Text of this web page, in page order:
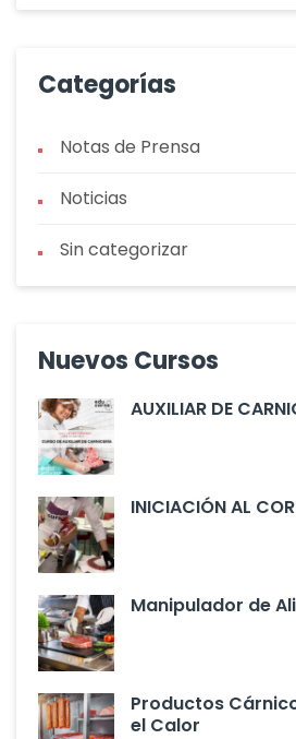
Categorías
Notas de Prensa
Noticias
Sin categorizar
Nuevos Cursos
AUXILIAR DE
INICIACIÓN AL
Manipulador de
Productos
el Calor